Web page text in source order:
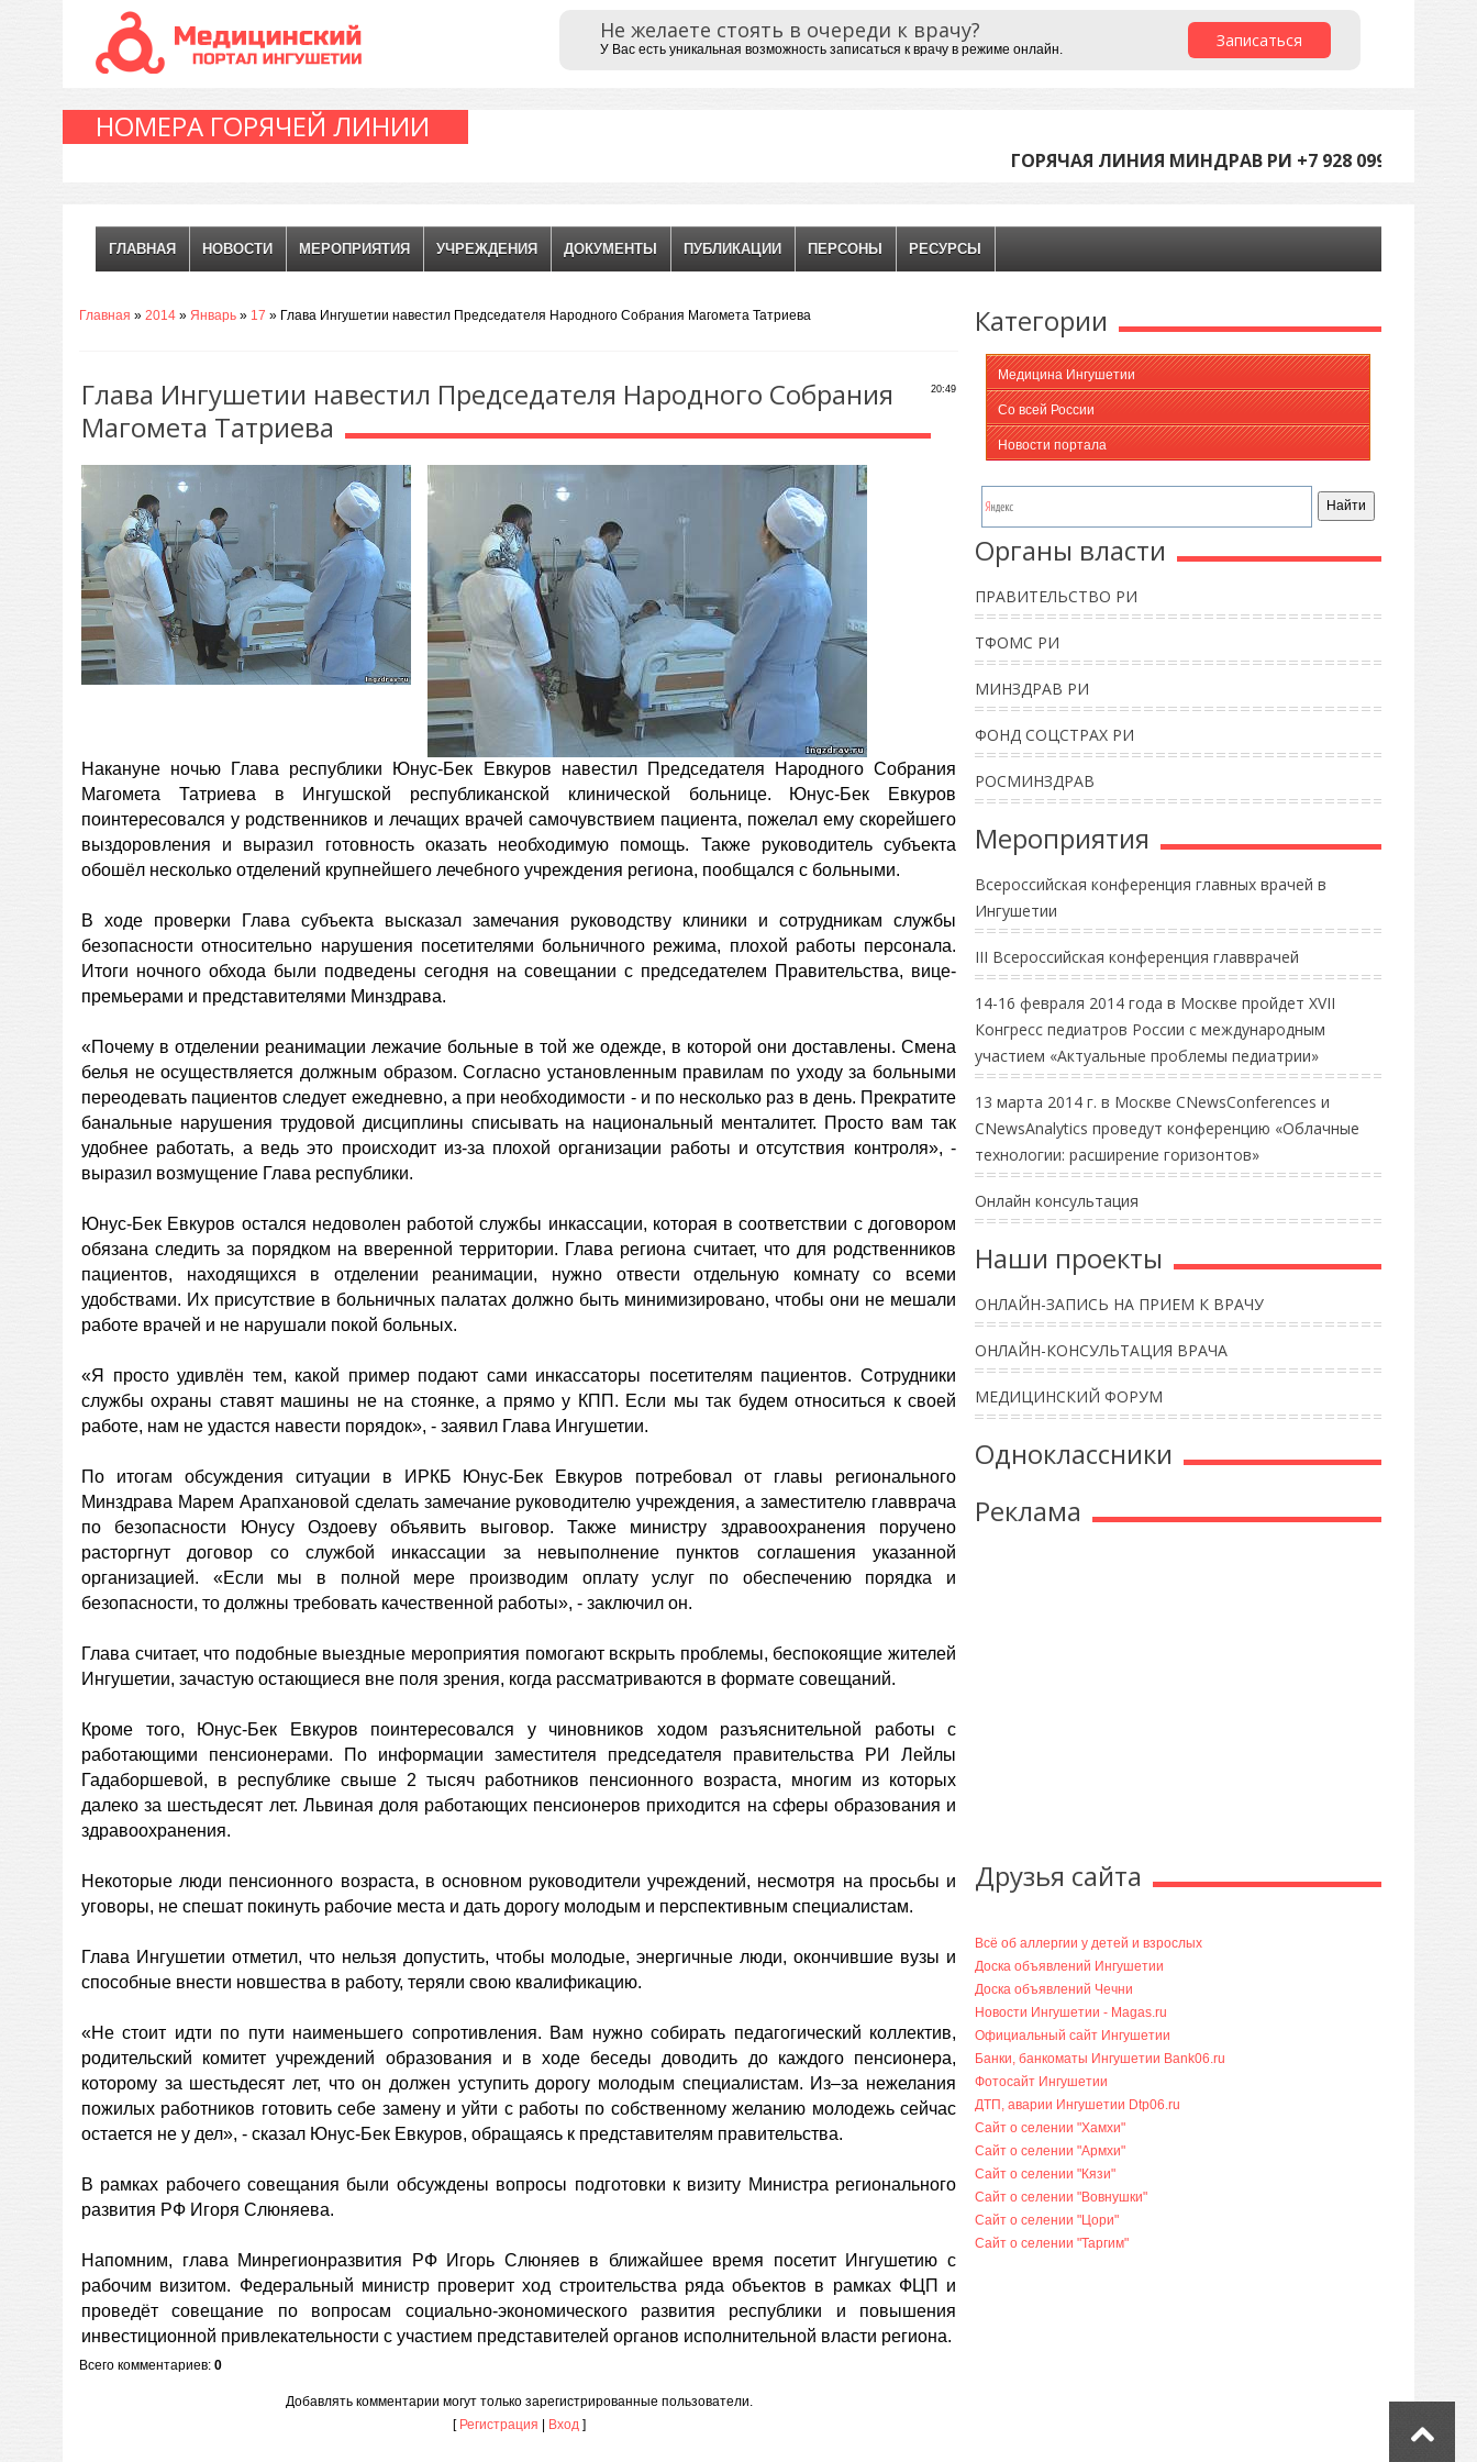
Записаться
Не желаете стоять в очереди к врачу?
У Вас есть уникальная возможность записаться к врачу в режиме онлайн.
НОМЕРА ГОРЯЧЕЙ ЛИНИИ
ГОРЯЧАЯ ЛИНИЯ МИНДРАВ РИ +7 928 099-05-45 (С
ГЛАВНАЯ НОВОСТИ МЕРОПРИЯТИЯ УЧРЕЖДЕНИЯ ДОКУМЕНТЫ ПУБЛИКАЦИИ ПЕРСОНЫ РЕСУРСЫ
Главная » 2014 » Январь » 17 » Глава Ингушетии навестил Председателя Народного Собрания Магомета Татриева
20:49
Глава Ингушетии навестил Председателя Народного Собрания
Магомета Татриева
Накануне ночью Глава республики Юнус-Бек Евкуров навестил Председателя Народного Собрания
Магомета Татриева в Ингушской республиканской клинической больнице. Юнус-Бек Евкуров
поинтересовался у родственников и лечащих врачей самочувствием пациента, пожелал ему скорейшего
выздоровления и выразил готовность оказать необходимую помощь. Также руководитель субъекта
обошёл несколько отделений крупнейшего лечебного учреждения региона, пообщался с больными.
В ходе проверки Глава субъекта высказал замечания руководству клиники и сотрудникам службы
безопасности относительно нарушения посетителями больничного режима, плохой работы персонала.
Итоги ночного обхода были подведены сегодня на совещании с председателем Правительства, вице-
премьерами и представителями Минздрава.
«Почему в отделении реанимации лежачие больные в той же одежде, в которой они доставлены. Смена
белья не осуществляется должным образом. Согласно установленным правилам по уходу за больными
переодевать пациентов следует ежедневно, а при необходимости - и по несколько раз в день. Прекратите
банальные нарушения трудовой дисциплины списывать на национальный менталитет. Просто вам так
удобнее работать, а ведь это происходит из-за плохой организации работы и отсутствия контроля», -
выразил возмущение Глава республики.
Юнус-Бек Евкуров остался недоволен работой службы инкассации, которая в соответствии с договором
обязана следить за порядком на вверенной территории. Глава региона считает, что для родственников
пациентов, находящихся в отделении реанимации, нужно отвести отдельную комнату со всеми
удобствами. Их присутствие в больничных палатах должно быть минимизировано, чтобы они не мешали
работе врачей и не нарушали покой больных.
«Я просто удивлён тем, какой пример подают сами инкассаторы посетителям пациентов. Сотрудники
службы охраны ставят машины не на стоянке, а прямо у КПП. Если мы так будем относиться к своей
работе, нам не удастся навести порядок», - заявил Глава Ингушетии.
По итогам обсуждения ситуации в ИРКБ Юнус-Бек Евкуров потребовал от главы регионального
Минздрава Марем Арапхановой сделать замечание руководителю учреждения, а заместителю главврача
по безопасности Юнусу Оздоеву объявить выговор. Также министру здравоохранения поручено
расторгнут договор со службой инкассации за невыполнение пунктов соглашения указанной
организацией. «Если мы в полной мере производим оплату услуг по обеспечению порядка и
безопасности, то должны требовать качественной работы», - заключил он.
Глава считает, что подобные выездные мероприятия помогают вскрыть проблемы, беспокоящие жителей
Ингушетии, зачастую остающиеся вне поля зрения, когда рассматриваются в формате совещаний.
Кроме того, Юнус-Бек Евкуров поинтересовался у чиновников ходом разъяснительной работы с
работающими пенсионерами. По информации заместителя председателя правительства РИ Лейлы
Гадаборшевой, в республике свыше 2 тысяч работников пенсионного возраста, многим из которых
далеко за шестьдесят лет. Львиная доля работающих пенсионеров приходится на сферы образования и
здравоохранения.
Некоторые люди пенсионного возраста, в основном руководители учреждений, несмотря на просьбы и
уговоры, не спешат покинуть рабочие места и дать дорогу молодым и перспективным специалистам.
Глава Ингушетии отметил, что нельзя допустить, чтобы молодые, энергичные люди, окончившие вузы и
способные внести новшества в работу, теряли свою квалификацию.
«Не стоит идти по пути наименьшего сопротивления. Вам нужно собирать педагогический коллектив,
родительский комитет учреждений образования и в ходе беседы доводить до каждого пенсионера,
которому за шестьдесят лет, что он должен уступить дорогу молодым специалистам. Из–за нежелания
пожилых работников готовить себе замену и уйти с работы по собственному желанию молодежь сейчас
остается не у дел», - сказал Юнус-Бек Евкуров, обращаясь к представителям правительства.
В рамках рабочего совещания были обсуждены вопросы подготовки к визиту Министра регионального
развития РФ Игоря Слюняева.
Напомним, глава Минрегионразвития РФ Игорь Слюняев в ближайшее время посетит Ингушетию с
рабочим визитом. Федеральный министр проверит ход строительства ряда объектов в рамках ФЦП и
проведёт совещание по вопросам социально-экономического развития республики и повышения
инвестиционной привлекательности с участием представителей органов исполнительной власти региона.
Всего комментариев: 0
Добавлять комментарии могут только зарегистрированные пользователи.
[ Регистрация Вход]
Категории
Медицина Ингушетии
Со всей России
Новости портала
Органы власти
ПРАВИТЕЛЬСТВО РИ
ТФОМС РИ
МИНЗДРАВ РИ
ФОНД СОЦСТРАХ РИ
РОСМИНЗДРАВ
Мероприятия
Всероссийская конференция главных врачей в
Ингушетии
III Всероссийская конференция главврачей
14-16 февраля 2014 года в Москве пройдет XVII
Конгресс педиатров России с международным
участием «Актуальные проблемы педиатрии»
13 марта 2014 г. в Москве CNewsConferences и
CNewsAnalytics проведут конференцию «Облачные
технологии: расширение горизонтов»
Онлайн консультация
Наши проекты
ОНЛАЙН-ЗАПИСЬ НА ПРИЕМ К ВРАЧУ
ОНЛАЙН-КОНСУЛЬТАЦИЯ ВРАЧА
МЕДИЦИНСКИЙ ФОРУМ
Одноклассники
Реклама
Друзья сайта
Всё об аллергии у детей и взрослых
Доска объявлений Ингушетии
Доска объявлений Чечни
Новости Ингушетии - Magas.ru
Официальный сайт Ингушетии
Банки, банкоматы Ингушетии Bank06.ru
Фотосайт Ингушетии
ДТП, аварии Ингушетии Dtp06.ru
Сайт о селении "Хамхи"
Сайт о селении "Армхи"
Сайт о селении "Кязи"
Сайт о селении "Вовнушки"
Сайт о селении "Цори"
Сайт о селении "Таргим"